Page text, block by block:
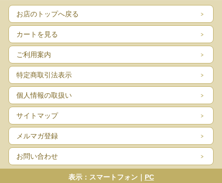
お店のトップへ戻る
カートを見る
ご利用案内
特定商取引法表示
個人情報の取扱い
サイトマップ
メルマガ登録
お問い合わせ
表示：スマートフォン｜ PC